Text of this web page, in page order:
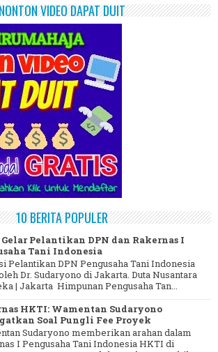
VIDEO DAPAT DUIT
10 BERITA POPULER
Pelantikan DPN dan Rakernas I
Tani Indonesia
Pelantikan DPN Pengusaha Tani Indonesia
Dr. Sudaryono di Jakarta. Duta Nusantara
| Jakarta Himpunan Pengusaha Tan...
HKTI: Wamentan Sudaryono
Soal Pungli Fee Proyek
Sudaryono memberikan arahan dalam
I Pengusaha Tani Indonesia HKTI di